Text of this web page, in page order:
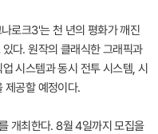
로크3'는 천 년의 평화가 깨진
다. 원작의 클래식한 그래픽과
시스템과 동시 전투 시스템, 시
제공할 예정이다.
개최한다. 8월 4일까지 모집을